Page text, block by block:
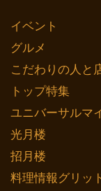
イベント
グルメ
こだわりの人と
トップ特集
ユニバーサルマ
光月楼
招月楼
料理情報グリッ